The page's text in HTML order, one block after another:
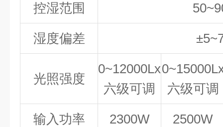
控湿范围
湿度偏差
光照强度
0~12000Lx
六级可调
六级可调
输入功率 2300W 2500W